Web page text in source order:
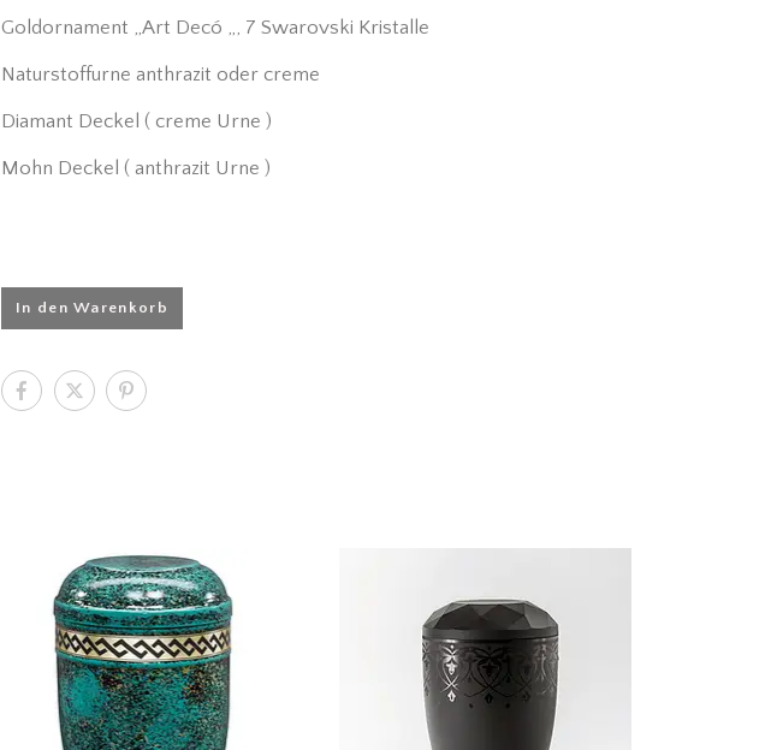
Goldornament „Art Decó „, 7 Swarovski Kristalle
Naturstoffurne anthrazit oder creme
Diamant Deckel ( creme Urne )
Mohn Deckel ( anthrazit Urne )
In den Warenkorb